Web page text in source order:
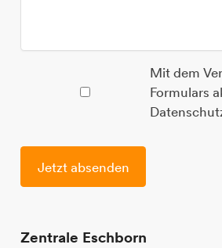
Zentrale Eschborn
Mit dem
Formulars